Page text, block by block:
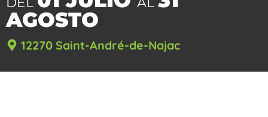
AGOSTO
12270 Saint-André-de-Najac